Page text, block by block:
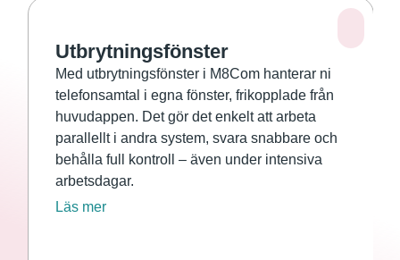
Utbrytningsfönster
Med utbrytningsfönster i M8Com hanterar ni
telefonsamtal i egna fönster, frikopplade från
huvudappen. Det gör det enkelt att arbeta
parallellt i andra system, svara snabbare och
behålla full kontroll – även under intensiva
arbetsdagar.
Läs mer